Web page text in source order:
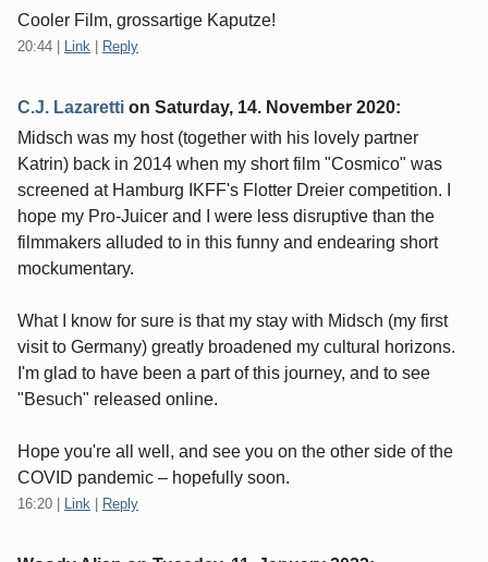
Cooler Film, grossartige Kaputze!
20:44 Link Reply
C.J. Lazaretti on Saturday, 14. November 2020:
Midsch was my host (together with his lovely partner
Katrin) back in 2014 when my short film "Cosmico" was
screened at Hamburg IKFF's Flotter Dreier competition. I
hope my Pro-Juicer and I were less disruptive than the
filmmakers alluded to in this funny and endearing short
mockumentary.
What I know for sure is that my stay with Midsch (my first
visit to Germany) greatly broadened my cultural horizons.
I'm glad to have been a part of this journey, and to see
"Besuch" released online.
Hope you're all well, and see you on the other side of the
COVID pandemic – hopefully soon.
16:20 Link Reply